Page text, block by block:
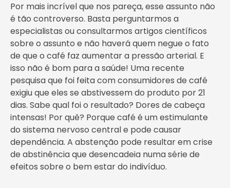
Por mais incrível que nos pareça, esse assunto não
é tão controverso. Basta perguntarmos a
especialistas ou consultarmos artigos científicos
sobre o assunto e não haverá quem negue o fato
de que o café faz aumentar a pressão arterial. E
isso não é bom para a saúde! Uma recente
pesquisa que foi feita com consumidores de café
exigiu que eles se abstivessem do produto por 21
dias. Sabe qual foi o resultado? Dores de cabeça
intensas! Por quê? Porque café é um estimulante
do sistema nervoso central e pode causar
dependência. A abstenção pode resultar em crise
de abstinência que desencadeia numa série de
efeitos sobre o bem estar do indivíduo.